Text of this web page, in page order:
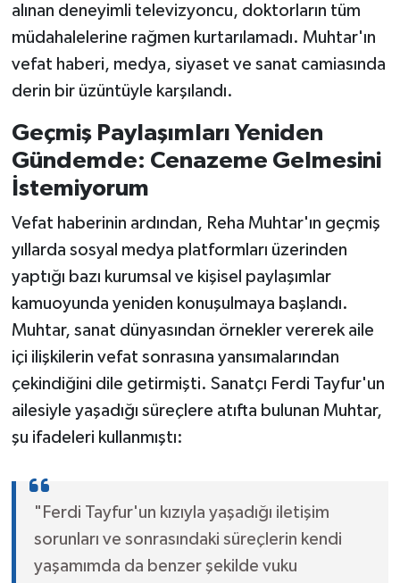
alınan deneyimli televizyoncu, doktorların tüm
müdahalelerine rağmen kurtarılamadı. Muhtar'ın
vefat haberi, medya, siyaset ve sanat camiasında
derin bir üzüntüyle karşılandı.
Geçmiş Paylaşımları Yeniden
Gündemde: Cenazeme Gelmesini
İstemiyorum
Vefat haberinin ardından, Reha Muhtar'ın geçmiş
yıllarda sosyal medya platformları üzerinden
yaptığı bazı kurumsal ve kişisel paylaşımlar
kamuoyunda yeniden konuşulmaya başlandı.
Muhtar, sanat dünyasından örnekler vererek aile
içi ilişkilerin vefat sonrasına yansımalarından
çekindiğini dile getirmişti. Sanatçı Ferdi Tayfur'un
ailesiyle yaşadığı süreçlere atıfta bulunan Muhtar,
şu ifadeleri kullanmıştı:
"Ferdi Tayfur'un kızıyla yaşadığı iletişim
sorunları ve sonrasındaki süreçlerin kendi
yaşamımda da benzer şekilde vuku